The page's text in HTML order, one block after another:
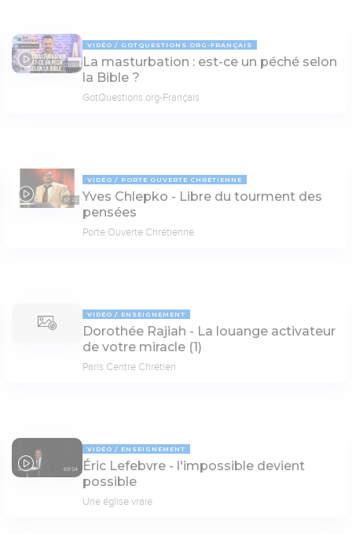
03:20
VIDÉO GOTQUESTIONS.ORG-FRANÇAIS
La masturbation : est-ce un péché selon
la Bible ?
GotQuestions.org-Français
57:22
VIDÉO PORTE OUVERTE CHRÉTIENNE
Yves Chlepko - Libre du tourment des
pensées
Porte Ouverte Chrétienne
VIDÉO ENSEIGNEMENT
Dorothée Rajiah - La louange activateur
de votre miracle (1)
Paris Centre Chrétien
69:54
VIDÉO ENSEIGNEMENT
Éric Lefebvre - l'impossible devient
possible
Une église vraie